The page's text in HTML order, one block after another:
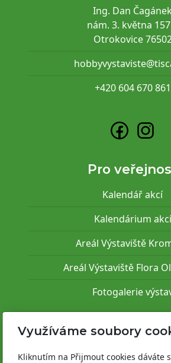
Ing. Dan Čagánek
nám. 3. května
Otrokovice
+420 604 670 861
Pro
Kalendář akcí
Kalendárium akcí
Areál Výstaviště
Areál Výstaviště Flora
Fotogalerie
Pro
Informace k akcím
Využíváme soubory
Kliknutím na Přijmout cookies dáváte